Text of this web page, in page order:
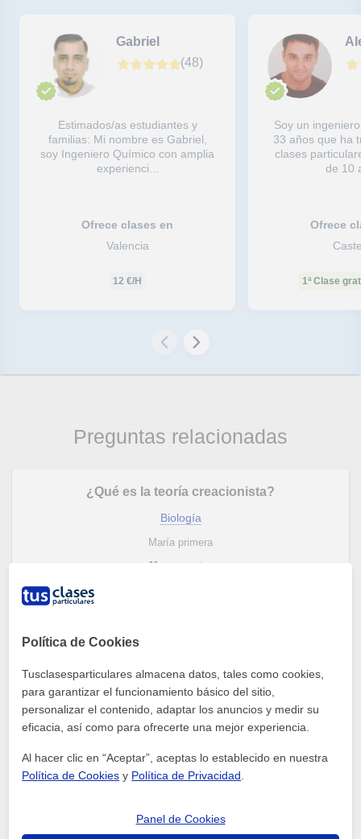
Gabriel
(48)
Estimados/as estudiantes y
familias: Mi nombre es Gabriel,
soy Ingeniero Químico con amplia
experienci...
Ofrece clases en
Valencia
12 €/H
Soy un
33 años que ha
clases
de 10
Ofrece
1ª Clase
Preguntas relacionadas
¿Qué es la teoría creacionista?
Biología
María primera
11 respuestas
Elizabeth Mariel Argento
4respuestas
¿Cual es una función básica de los seres vivos?
Biología
Política de Cookies
Tusclasesparticulares almacena datos, tales como cookies,
para garantizar el funcionamiento básico del sitio,
personalizar el contenido, adaptar los anuncios y medir su
eficacia, así como para ofrecerte una mejor experiencia.
Al hacer clic en “Aceptar”, aceptas lo establecido en nuestra
Política de Cookies y Política de Privacidad
Panel de Cookies